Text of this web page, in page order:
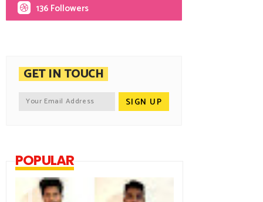
136 Followers
GET IN TOUCH
POPULAR